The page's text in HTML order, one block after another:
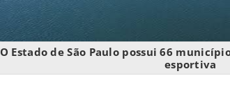
O Estado de São Paulo possui 66
esportiva